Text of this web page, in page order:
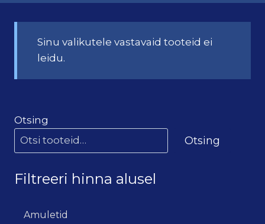
Sinu valikutele vastavaid tooteid ei
leidu.
Otsing
Otsing
Filtreeri hinna alusel
Amuletid